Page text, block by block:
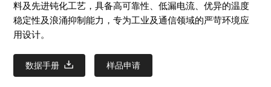
料及先进钝化工艺，具备高可靠性、低漏电流、优异的温度
稳定性及浪涌抑制能力，专为工业及通信领域的严苛环境应
用设计。
数据手册 样品申请